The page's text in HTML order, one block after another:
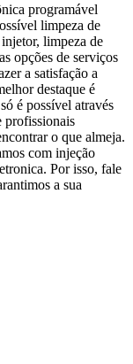
programável
limpeza de
limpeza de
opções de serviços
a satisfação a
destaque é
é possível através
profissionais
o que almeja.
com injeção
Por isso, fale
a sua